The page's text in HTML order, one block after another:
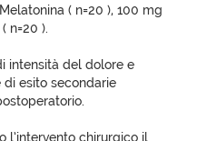
( n=20 ), 100 mg
n=20 ).
intensità del dolore e
esito secondarie
l’intervento chirurgico il